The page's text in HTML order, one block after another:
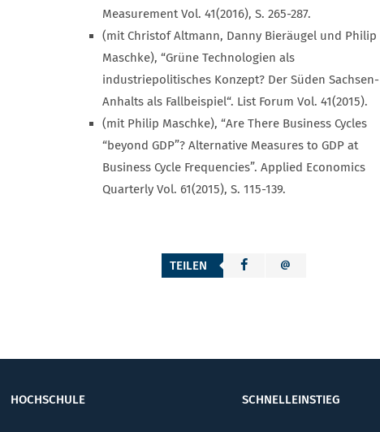
Measurement Vol. 41(2016), S. 265-287.
(mit Christof Altmann, Danny Bieräugel und Philip
Maschke), “Grüne Technologien als
industriepolitisches Konzept? Der Süden Sachsen-
Anhalts als Fallbeispiel“. List Forum Vol. 41(2015).
(mit Philip Maschke), “Are There Business Cycles
“beyond GDP”? Alternative Measures to GDP at
Business Cycle Frequencies”. Applied Economics
Quarterly Vol. 61(2015), S. 115-139.
TEILEN
HOCHSCHULE SCHNELLEINSTIEG